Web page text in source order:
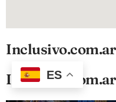
Inclusivo.com.ar
Inclusivo.com.ar
ES